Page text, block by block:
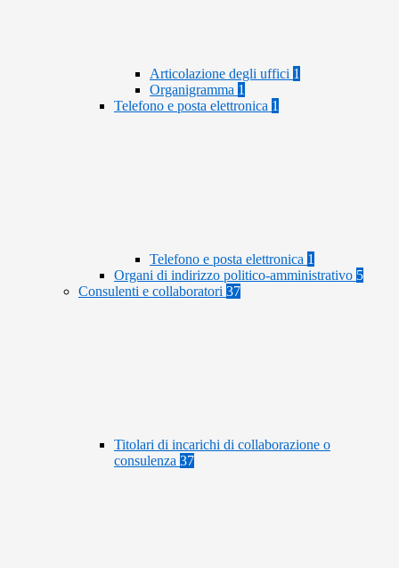
Articolazione degli uffici 1
Organigramma 1
Telefono e posta elettronica 1
Telefono e posta elettronica 1
Organi di indirizzo politico-amministrativo 5
Consulenti e collaboratori 37
Titolari di incarichi di collaborazione o
consulenza 37